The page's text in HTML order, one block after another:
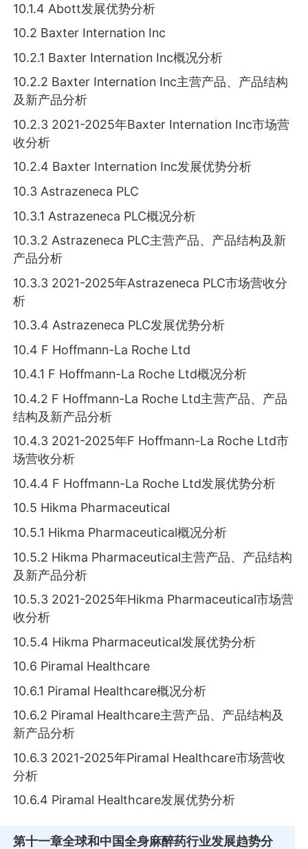
10.1.4 Abott发展优势分析
10.2 Baxter Internation Inc
10.2.1 Baxter Internation Inc概况分析
10.2.2 Baxter Internation Inc主营产品、产品结构
及新产品分析
10.2.3 2021-2025年Baxter Internation Inc市场营
收分析
10.2.4 Baxter Internation Inc发展优势分析
10.3 Astrazeneca PLC
10.3.1 Astrazeneca PLC概况分析
10.3.2 Astrazeneca PLC主营产品、产品结构及新
产品分析
10.3.3 2021-2025年Astrazeneca PLC市场营收分
析
10.3.4 Astrazeneca PLC发展优势分析
10.4 F Hoffmann-La Roche Ltd
10.4.1 F Hoffmann-La Roche Ltd概况分析
10.4.2 F Hoffmann-La Roche Ltd主营产品、产品
结构及新产品分析
10.4.3 2021-2025年F Hoffmann-La Roche Ltd市
场营收分析
10.4.4 F Hoffmann-La Roche Ltd发展优势分析
10.5 Hikma Pharmaceutical
10.5.1 Hikma Pharmaceutical概况分析
10.5.2 Hikma Pharmaceutical主营产品、产品结构
及新产品分析
10.5.3 2021-2025年Hikma Pharmaceutical市场营
收分析
10.5.4 Hikma Pharmaceutical发展优势分析
10.6 Piramal Healthcare
10.6.1 Piramal Healthcare概况分析
10.6.2 Piramal Healthcare主营产品、产品结构及
新产品分析
10.6.3 2021-2025年Piramal Healthcare市场营收
分析
10.6.4 Piramal Healthcare发展优势分析
第十一章全球和中国全身麻醉药行业发展趋势分